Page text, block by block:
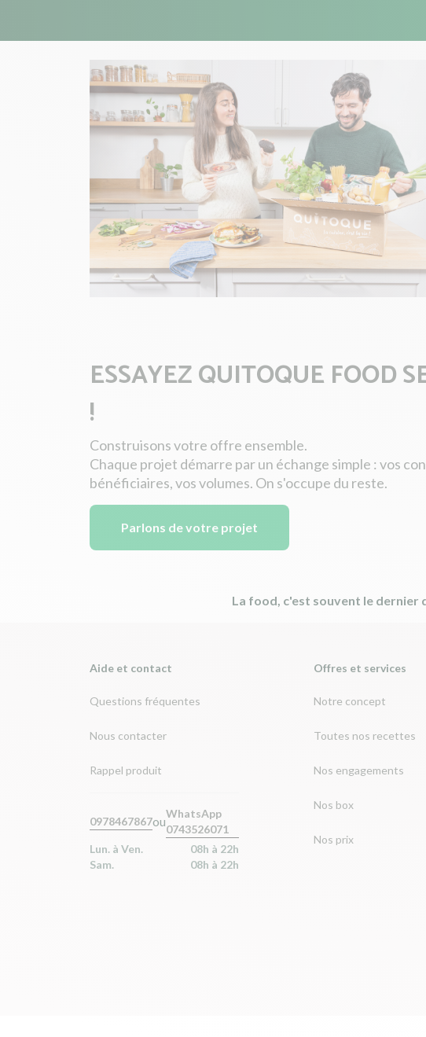
ESSAYEZ QUITOQUE FOOD
!
Construisons votre offre ensemble.
Chaque projet démarre par un échange simple : vos
bénéficiaires, vos volumes. On s'occupe du reste.
Parlons de votre projet
La food, c'est souvent le dernier
Aide et contact
Questions fréquentes
Nous contacter
Rappel produit
0978467867ou
WhatsApp
0743526071
Lun. à Ven.
08h à 22h
Sam.
08h à 22h
Offres et services
Notre concept
Toutes nos recettes
Nos engagements
Nos box
Nos prix